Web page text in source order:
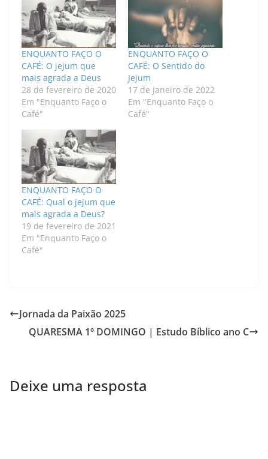
ENQUANTO FAÇO O
CAFÉ: O jejum que
mais agrada a Deus
28 de fevereiro de 2020
Em "Enquanto Faço o
Café"
ENQUANTO FAÇO O
CAFÉ: O Sentido do
Jejum
17 de janeiro de 2022
Em "Enquanto Faço o
Café"
ENQUANTO FAÇO O
CAFÉ: Qual o jejum que
mais agrada a Deus?
19 de fevereiro de 2021
Em "Enquanto Faço o
Café"
Jornada da Paixão 2025
QUARESMA 1º DOMINGO | Estudo Bíblico ano C
Deixe uma resposta